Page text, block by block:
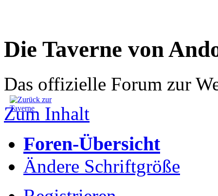
Die Taverne von
Das offizielle Forum zur
Zum Inhalt
Foren-Übersicht
Ändere Schriftgröße